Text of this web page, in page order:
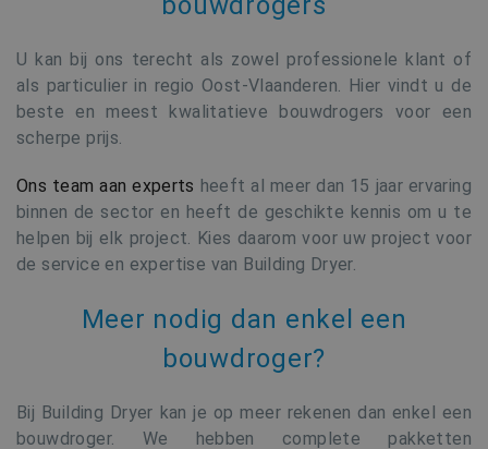
U kan bij ons terecht als zowel professionele klant of
als particulier in regio Oost-Vlaanderen. Hier vindt u de
beste en meest kwalitatieve bouwdrogers voor een
scherpe prijs.
Ons team aan experts heeft al meer dan 15 jaar ervaring
binnen de sector en heeft de geschikte kennis om u te
helpen bij elk project. Kies daarom voor uw project voor
de service en expertise van Building Dryer.
Meer nodig dan enkel een
bouwdroger?
Bij Building Dryer kan je op meer rekenen dan enkel een
bouwdroger. We hebben complete pakketten